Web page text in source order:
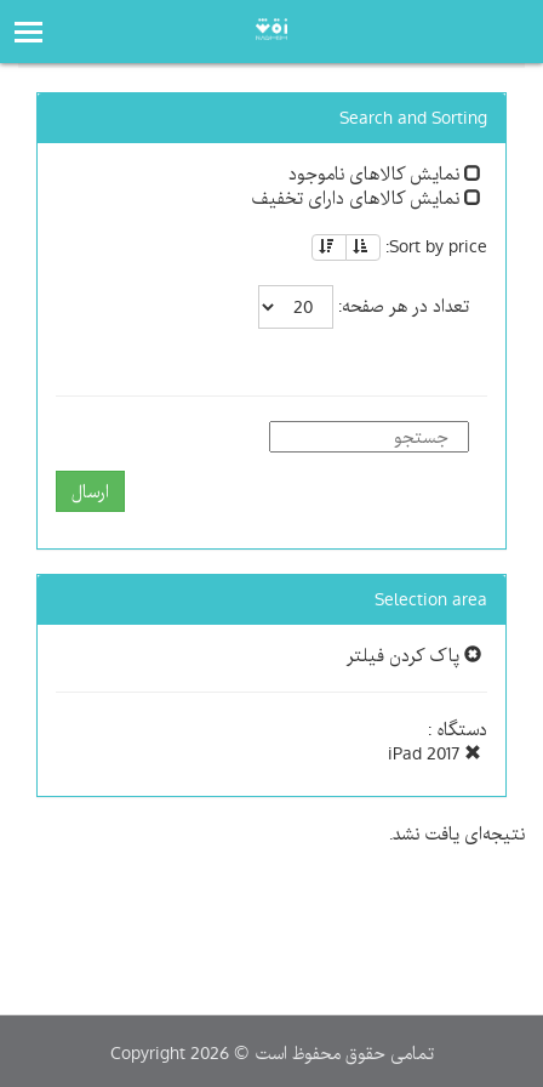
Search and Sorting
نمایش کالاهای ناموجود
نمایش کالاهای دارای تخفیف
Sort by price:
تعداد در هر صفحه:
ارسال
Selection area
پاک کردن فیلتر
دستگاه :
نتیجه‌ای یافت نشد.
Copyright 2026 © تمامی حقوق محفوظ است